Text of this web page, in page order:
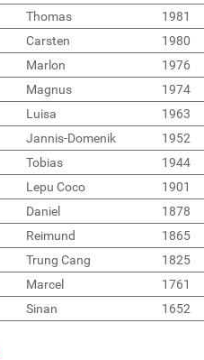
Thomas
1981
Carsten
1980
Marlon
1976
Magnus
1974
Luisa
1963
Jannis-Domenik
1952
Tobias
1944
Lepu Coco
1901
Daniel
1878
Reimund
1865
Trung Cang
1825
Marcel
1761
Sinan 1652